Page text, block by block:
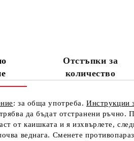
Отстъпки за
количество
: за обща употреба.Инструкции
да бъдат отстранени ръчно.
от каишката и я изхвърлете,
веднага. Сменете